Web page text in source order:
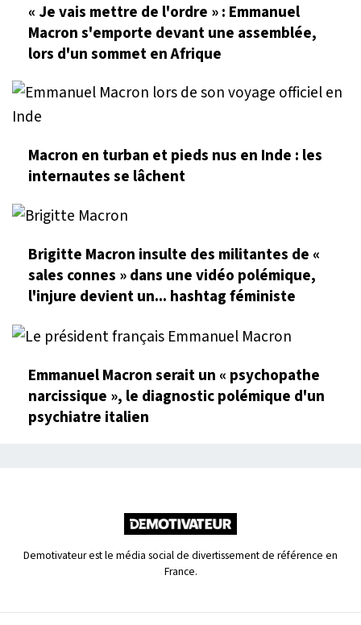
« Je vais mettre de l'ordre » : Emmanuel
Macron s'emporte devant une assemblée,
lors d'un sommet en Afrique
Macron en turban et pieds nus en Inde : les
internautes se lâchent
Brigitte Macron insulte des militantes de «
sales connes » dans une vidéo polémique,
l'injure devient un... hashtag féministe
Emmanuel Macron serait un « psychopathe
narcissique », le diagnostic polémique d'un
psychiatre italien
Demotivateur est le média social de divertissement de référence en
France.